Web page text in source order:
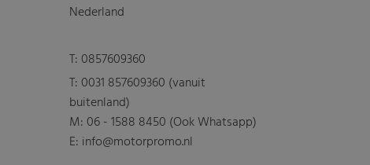
Nederland
T:0857609360
T:0031 857609360 (vanuit
buitenland)
M:06 - 1588 8450 (Ook Whatsapp)
E: info@motorpromo.nl